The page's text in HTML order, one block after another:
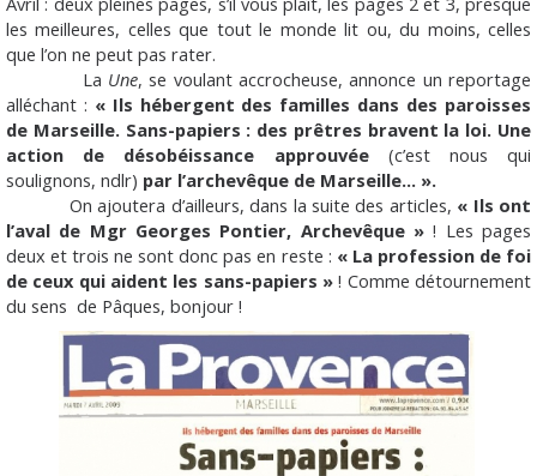
les meilleures, celles que tout le monde lit ou, du moins, celles
que l’on ne peut pas rater.
La Une, se voulant accrocheuse, annonce un reportage
alléchant : « Ils hébergent des familles dans des paroisses
de Marseille. Sans-papiers : des prêtres bravent la loi. Une
action de désobéissance approuvée(c’est nous qui
soulignons, ndlr) par l’archevêque de Marseille… ».
On ajoutera d’ailleurs, dans la suite des articles, « Ils ont
l’aval de Mgr Georges Pontier, Archevêque » ! Les pages
deux et trois ne sont donc pas en reste : « La profession de foi
de ceux qui aident les sans-papiers » ! Comme détournement
du sens de Pâques, bonjour !